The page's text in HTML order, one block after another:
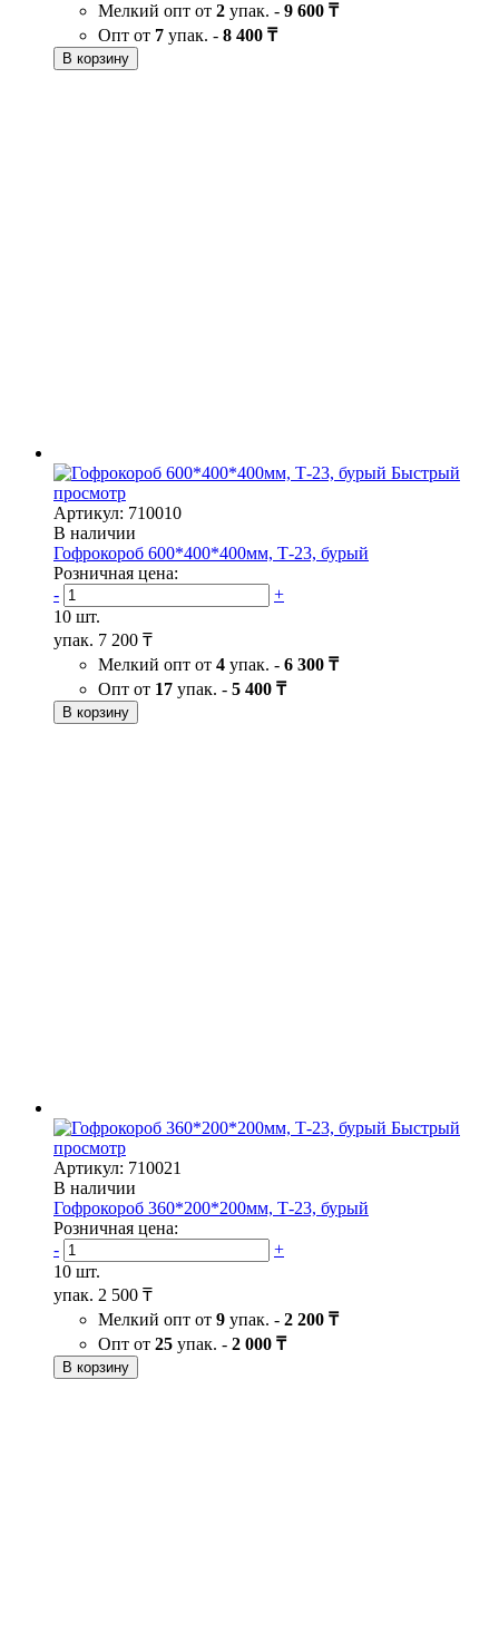
Мелкий опт от 2 упак. - 9 600 ₸
Опт от 7 упак. - 8 400 ₸
В корзину
Быстрый
просмотр
Артикул: 710010
В наличии
Гофрокороб 600*400*400мм, Т-23, бурый
Розничная цена:
-
+
10 шт.
упак. 7 200 ₸
Мелкий опт от 4 упак. - 6 300 ₸
Опт от 17 упак. - 5 400 ₸
В корзину
Быстрый
просмотр
Артикул: 710021
В наличии
Гофрокороб 360*200*200мм, Т-23, бурый
Розничная цена:
-
+
10 шт.
упак. 2 500 ₸
Мелкий опт от 9 упак. - 2 200 ₸
Опт от 25 упак. - 2 000 ₸
В корзину